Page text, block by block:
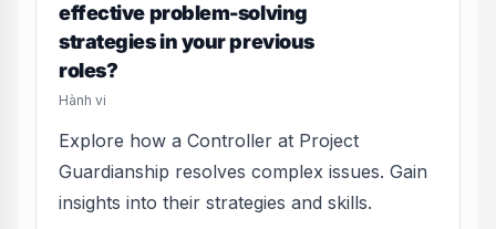
effective problem-solving
strategies in your previous
roles?
Hành vi
Explore how a Controller at Project
Guardianship resolves complex issues. Gain
insights into their strategies and skills.